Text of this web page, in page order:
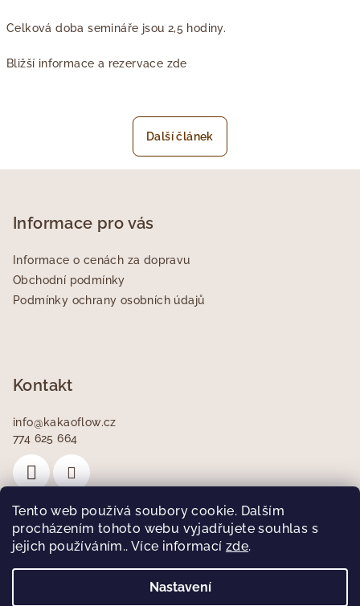
Tento web používá soubory cookie. Dalším
procházením tohoto webu vyjadřujete souhlas s
jejich používáním.. Více informací zde.
Nastavení
Celková doba semináře jsou 2,5 hodiny.
Bližší informace a rezervace zde
Další článek
Informace pro vás
Informace o cenách za dopravu
Obchodní podmínky
Podmínky ochrany osobních údajů
Kontakt
info@kakaoflow.cz
774 625 664
Facebook